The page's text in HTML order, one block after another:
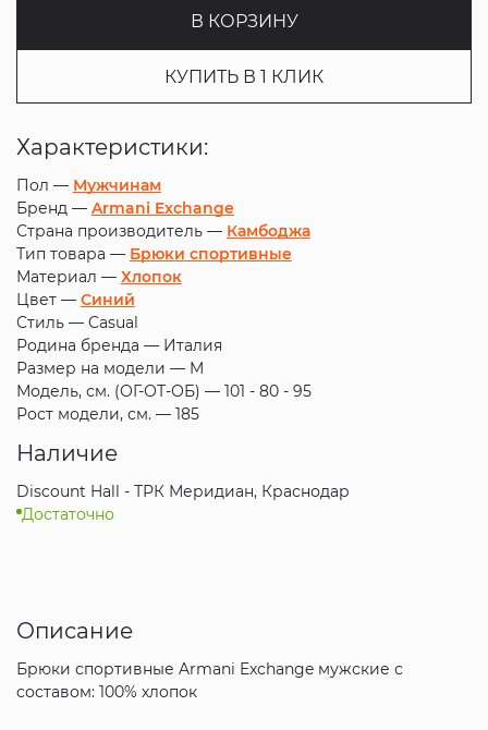
В КОРЗИНУ
КУПИТЬ В 1 КЛИК
Характеристики:
Пол — Мужчинам
Бренд — Armani Exchange
Страна производитель — Камбоджа
Тип товара — Брюки спортивные
Материал — Хлопок
Цвет — Синий
Стиль — Casual
Родина бренда — Италия
Размер на модели — M
Модель, см. (ОГ-ОТ-ОБ) — 101 - 80 - 95
Рост модели, см. — 185
Наличие
Discount Hall - ТРК Меридиан, Краснодар
Достаточно
Описание
Брюки спортивные Armani Exchange мужские с
составом: 100% хлопок